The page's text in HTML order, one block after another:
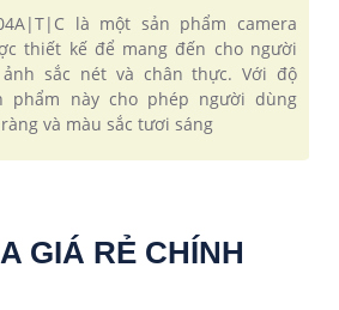
là một sản phẩm camera
thiết kế để mang đến cho người
sắc nét và chân thực. Với độ
phẩm này cho phép người dùng
và màu sắc tươi sáng
GIÁ RẺ CHÍNH